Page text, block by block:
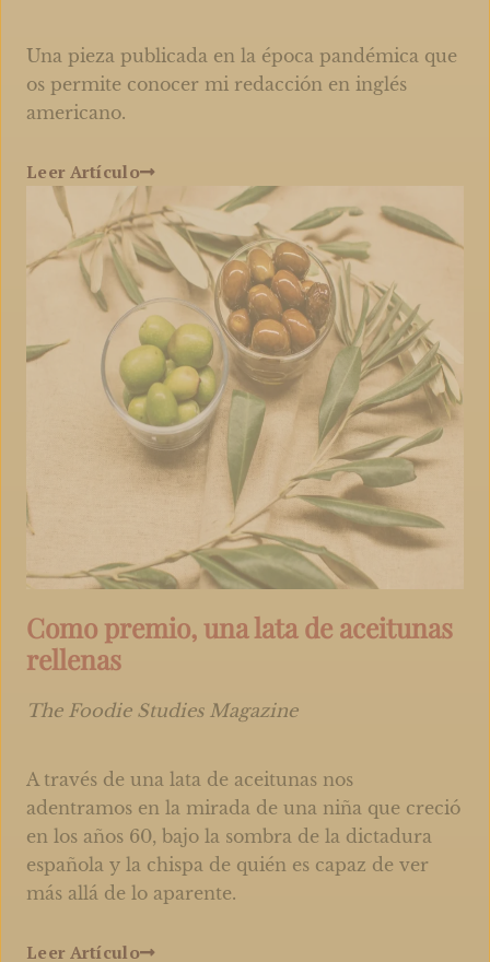
Una pieza publicada en la época pandémica que
os permite conocer mi redacción en inglés
americano.
Leer Artículo
Como premio, una lata de aceitunas
rellenas
The Foodie Studies Magazine
A través de una lata de aceitunas nos
adentramos en la mirada de una niña que creció
en los años 60, bajo la sombra de la dictadura
española y la chispa de quién es capaz de ver
más allá de lo aparente.
Leer Artículo